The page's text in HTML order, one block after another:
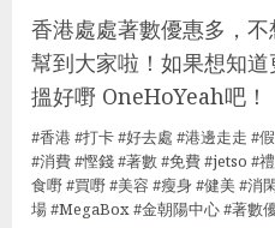
香港處處著數優惠多，
幫到大家啦！如果想知
搵好嘢 OneHoYeah吧！
#香港 #打卡 #好去處 #港邊走走 #
#消費 #慳錢 #著數 #免費 #jetso #
食嘢 #買嘢 #美容 #瘦身 #健美 #消
場 #MegaBox #金朝陽中心 #著數